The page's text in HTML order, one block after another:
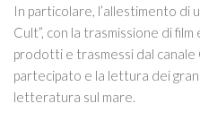
In particolare, l’allestimento di
Cult”, con la trasmissione di
prodotti e trasmessi dal
partecipato e la lettura dei
letteratura sul mare.